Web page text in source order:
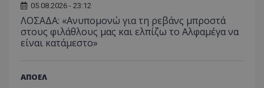
05.08.2026 - 23:12
ΛΟΣΑΔΑ: «Ανυπομονώ για τη ρεβάνς μπροστά
στους φιλάθλους μας και ελπίζω το Αλφαμέγα να
είναι κατάμεστο»
ΑΠΟΕΛ